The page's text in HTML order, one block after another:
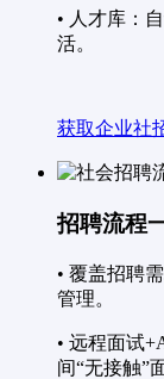
• 人才库：
活。
获取企业社
招聘流程
• 覆盖招聘
管理。
• 远程面试
间“无接触”